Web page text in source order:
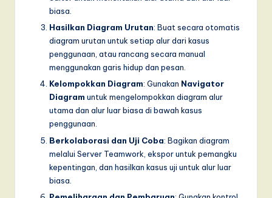
biasa.
Hasilkan Diagram Urutan: Buat secara otomatis
diagram urutan untuk setiap alur dari kasus
penggunaan, atau rancang secara manual
menggunakan garis hidup dan pesan.
Kelompokkan Diagram: Gunakan Navigator
Diagram untuk mengelompokkan diagram alur
utama dan alur luar biasa di bawah kasus
penggunaan.
Berkolaborasi dan Uji Coba: Bagikan diagram
melalui Server Teamwork, ekspor untuk pemangku
kepentingan, dan hasilkan kasus uji untuk alur luar
biasa.